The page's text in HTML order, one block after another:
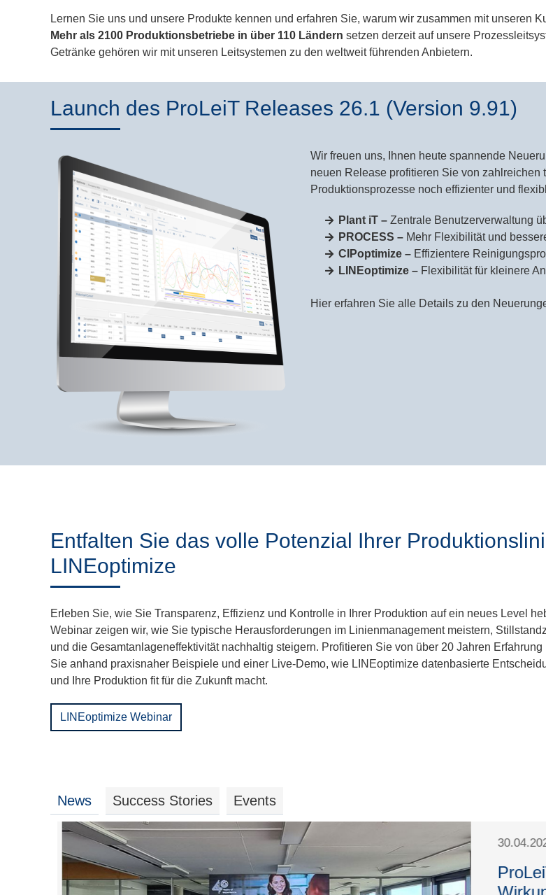
Lernen Sie uns und unsere Produkte kennen und erfahren Sie, warum wir zusammen mit unseren
Mehr als 2100 Produktionsbetriebe in über 110 Ländern setzen derzeit auf unsere
Getränke gehören wir mit unseren Leitsystemen zu den weltweit führenden Anbietern.
Launch des ProLeiT Releases 26.1 (Version 9.91)
Wir freuen uns, Ihnen heute spannende
neuen Release profitieren Sie von
Produktionsprozesse noch effizienter und
Plant iT – Zentrale Benutzerverwaltung
PROCESS – Mehr Flexibilität und
CIPoptimize – Effizientere
LINEoptimize – Flexibilität für kleinere
Hier erfahren Sie alle Details zu den
Entfalten Sie das volle Potenzial Ihrer
LINEoptimize
Erleben Sie, wie Sie Transparenz, Effizienz und Kontrolle in Ihrer Produktion auf ein neues Level
Webinar zeigen wir, wie Sie typische Herausforderungen im Linienmanagement meistern,
und die Gesamtanlageneffektivität nachhaltig steigern. Profitieren Sie von über 20 Jahren Erfahrung
Sie anhand praxisnaher Beispiele und einer Live-Demo, wie LINEoptimize datenbasierte
und Ihre Produktion fit für die Zukunft macht.
LINEoptimize Webinar
News Success Stories Events